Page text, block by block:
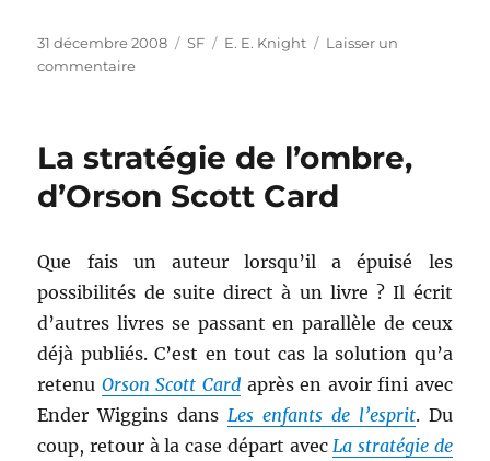
Publié
le
31 décembre 2008 Catégories
SF Étiquettes
E. E. Knight
Laisser un
commentairesur
loup,
E.
La stratégie de l’ombre,
d’Orson Scott Card
Que fais un auteur lorsqu’il a épuisé les
possibilités de suite direct à un livre ? Il écrit
d’autres livres se passant en parallèle de ceux
déjà publiés. C’est en tout cas la solution qu’a
retenu Orson Scott Card après en avoir fini avec
Ender Wiggins dansLes enfants de l’esprit. Du
coup, retour à la case départ avecLa stratégie de